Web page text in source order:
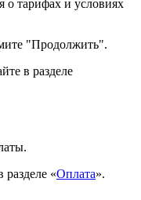
о тарифах и условиях
"Продолжить".
в разделе
разделе «Оплата».